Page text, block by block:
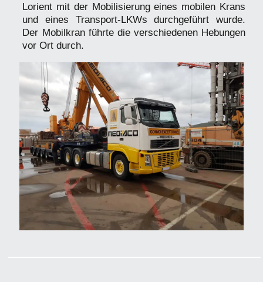
Lorient mit der Mobilisierung eines mobilen Krans
und eines Transport-LKWs durchgeführt wurde.
Der Mobilkran führte die verschiedenen Hebungen
vor Ort durch.